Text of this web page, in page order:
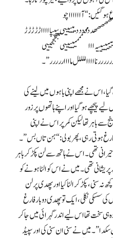
ہو گئیں: “آاااااا چو
پھھھھھھددددددیییییی پپپپاااااڑڑڑڑڑ
اااممممممیییییی ججججییی
ناااااللللل مااااررررر”۔
اس نے مجھے اپنی باہوں میں لینے کی
پیچھے ہو گیا اور اپنے ہاتھوں پر زور
سے باہر تھا لیکن کمر پر اس نے اپنی
فارغ ہوتی رہی، پھر بولی: “ہن تاں بس”۔
تھی۔ اس نے ہاتھ سے لن پکڑ کر باہر
پریشانی تھی۔ میں نے اس کو الٹا ہونے کو
سنی، پکڑ کر الٹا کیا اور پھدی پر لن
کی سسکی نکلی، ایک تو پھدی دو بار فارغ
سخت تھا اس لیے اندر گہرائی میں جا کر
سکدا”۔ میں نے سنی ان سنی کی اور سپیڈ